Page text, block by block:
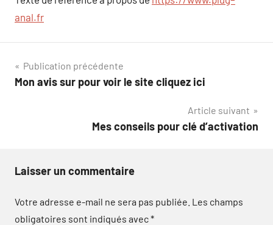
anal.fr
Navigation
de
Publication précédente
Mon avis sur pour voir le site cliquez ici
Article suivant
Mes conseils pour clé d’activation
Laisser un commentaire
Votre adresse e-mail ne sera pas publiée. Les champs
obligatoires sont indiqués avec*